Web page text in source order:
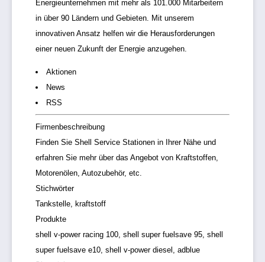
Energieunternehmen mit mehr als 101.000 Mitarbeitern
in über 90 Ländern und Gebieten. Mit unserem
innovativen Ansatz helfen wir die Herausforderungen
einer neuen Zukunft der Energie anzugehen.
Aktionen
News
RSS
Firmenbeschreibung
Finden Sie Shell Service Stationen in Ihrer Nähe und
erfahren Sie mehr über das Angebot von Kraftstoffen,
Motorenölen, Autozubehör, etc.
Stichwörter
Tankstelle, kraftstoff
Produkte
shell v-power racing 100, shell super fuelsave 95, shell
super fuelsave e10, shell v-power diesel, adblue